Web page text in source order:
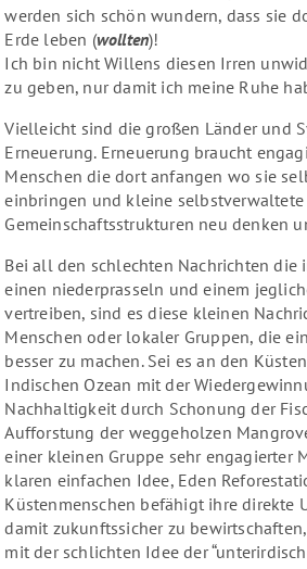
werden sich schön wundern, dass sie
Erde leben (wollten)!
Ich bin nicht Willens diesen Irren
zu geben, nur damit ich meine Ruhe
Vielleicht sind die großen Länder und
Erneuerung. Erneuerung braucht
Menschen die dort anfangen wo sie
einbringen und kleine selbstverwaltete
Gemeinschaftsstrukturen neu denken
Bei all den schlechten Nachrichten die
einen niederprasseln und einem
vertreiben, sind es diese kleinen
Menschen oder lokaler Gruppen, die
besser zu machen. Sei es an den
Indischen Ozean mit der
Nachhaltigkeit durch Schonung der
Aufforstung der weggeholzen
einer kleinen Gruppe sehr engagierter
klaren einfachen Idee, Eden
Küstenmenschen befähigt ihre direkte
damit zukunftssicher zu
mit der schlichten Idee der